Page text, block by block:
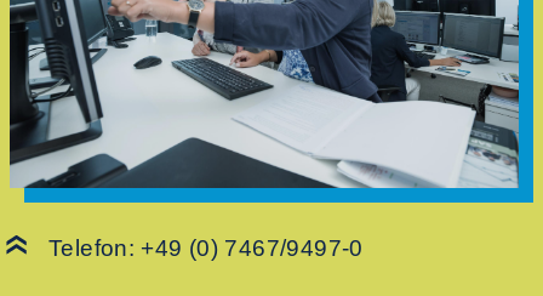
Telefon: +49 (0) 7467/9497-0